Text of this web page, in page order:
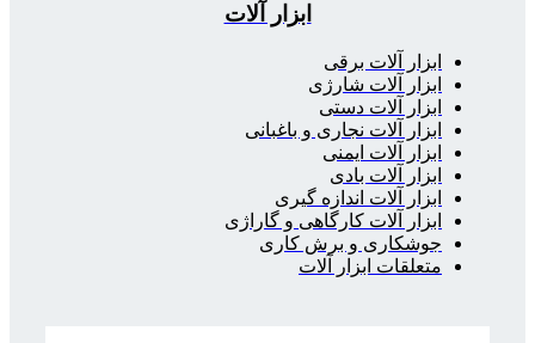
ابزار آلات
ابزار آلات برقی
ابزار آلات شارژی
ابزار آلات دستی
ابزار آلات نجاری و باغبانی
ابزار آلات ایمنی
ابزار آلات بادی
ابزار آلات اندازه گیری
ابزار آلات کارگاهی و گاراژی
جوشکاری و برش کاری
متعلقات ابزار آلات